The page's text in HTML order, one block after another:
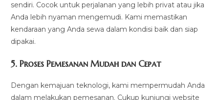
sendiri. Cocok untuk perjalanan yang lebih privat atau jika
Anda lebih nyaman mengemudi. Kami memastikan
kendaraan yang Anda sewa dalam kondisi baik dan siap
dipakai.
5.Proses Pemesanan Mudah dan Cepat
Dengan kemajuan teknologi, kami mempermudah Anda
dalam melakukan pemesanan. Cukup kunjungi website